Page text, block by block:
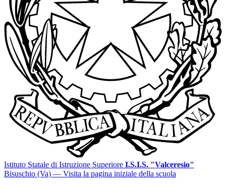
Istituto Statale di Istruzione Superiore I.S.I.S. "Valceresio"
Bisuschio (Va) — Visita la pagina iniziale della scuola